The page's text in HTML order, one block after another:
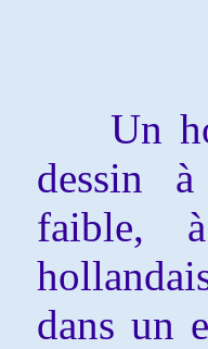
Un
dessin
faible,
dans un